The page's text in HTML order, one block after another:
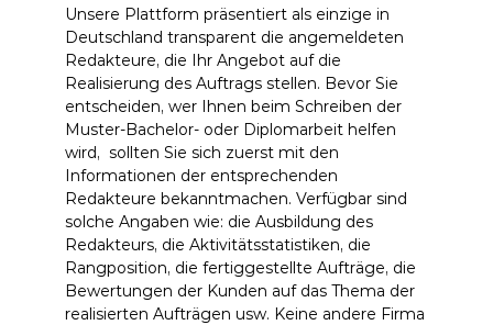
Unsere Plattform präsentiert als einzige in
Deutschland transparent die angemeldeten
Redakteure, die Ihr Angebot auf die
Realisierung des Auftrags stellen. Bevor Sie
entscheiden, wer Ihnen beim Schreiben der
Muster-Bachelor- oder Diplomarbeit helfen
wird, sollten Sie sich zuerst mit den
Informationen der entsprechenden
Redakteure bekanntmachen. Verfügbar sind
solche Angaben wie: die Ausbildung des
Redakteurs, die Aktivitätsstatistiken, die
Rangposition, die fertiggestellte Aufträge, die
Bewertungen der Kunden auf das Thema der
realisierten Aufträgen usw. Keine andere Firma